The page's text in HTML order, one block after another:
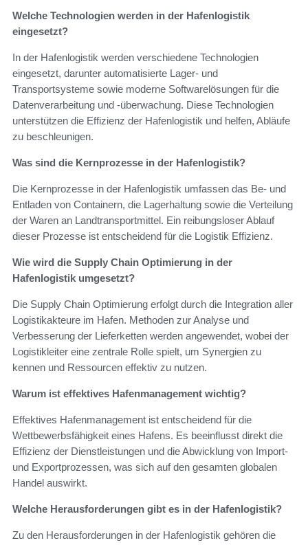
Welche Technologien werden in der Hafenlogistik
eingesetzt?
In der Hafenlogistik werden verschiedene Technologien
eingesetzt, darunter automatisierte Lager- und
Transportsysteme sowie moderne Softwarelösungen für die
Datenverarbeitung und -überwachung. Diese Technologien
unterstützen die Effizienz der Hafenlogistik und helfen, Abläufe
zu beschleunigen.
Was sind die Kernprozesse in der Hafenlogistik?
Die Kernprozesse in der Hafenlogistik umfassen das Be- und
Entladen von Containern, die Lagerhaltung sowie die Verteilung
der Waren an Landtransportmittel. Ein reibungsloser Ablauf
dieser Prozesse ist entscheidend für die Logistik Effizienz.
Wie wird die Supply Chain Optimierung in der
Hafenlogistik umgesetzt?
Die Supply Chain Optimierung erfolgt durch die Integration aller
Logistikakteure im Hafen. Methoden zur Analyse und
Verbesserung der Lieferketten werden angewendet, wobei der
Logistikleiter eine zentrale Rolle spielt, um Synergien zu
kennen und Ressourcen effektiv zu nutzen.
Warum ist effektives Hafenmanagement wichtig?
Effektives Hafenmanagement ist entscheidend für die
Wettbewerbsfähigkeit eines Hafens. Es beeinflusst direkt die
Effizienz der Dienstleistungen und die Abwicklung von Import-
und Exportprozessen, was sich auf den gesamten globalen
Handel auswirkt.
Welche Herausforderungen gibt es in der Hafenlogistik?
Zu den Herausforderungen in der Hafenlogistik gehören die